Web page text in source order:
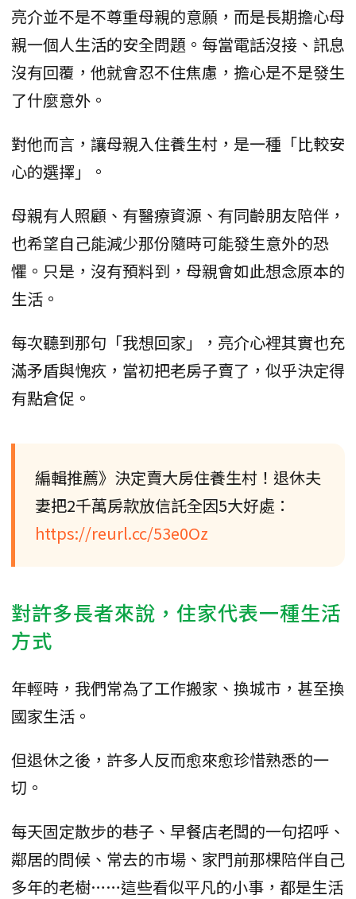
亮介並不是不尊重母親的意願，而是長期擔心母
親一個人生活的安全問題。每當電話沒接、訊息
沒有回覆，他就會忍不住焦慮，擔心是不是發生
了什麼意外。
對他而言，讓母親入住養生村，是一種「比較安
心的選擇」。
母親有人照顧、有醫療資源、有同齡朋友陪伴，
也希望自己能減少那份隨時可能發生意外的恐
懼。只是，沒有預料到，母親會如此想念原本的
生活。
每次聽到那句「我想回家」，亮介心裡其實也充
滿矛盾與愧疚，當初把老房子賣了，似乎決定得
有點倉促。
編輯推薦》決定賣大房住養生村！退休夫
妻把2千萬房款放信託全因5大好處：
https://reurl.cc/53e0Oz
對許多長者來說，住家代表一種生活
方式
年輕時，我們常為了工作搬家、換城市，甚至換
國家生活。
但退休之後，許多人反而愈來愈珍惜熟悉的一
切。
每天固定散步的巷子、早餐店老闆的一句招呼、
鄰居的問候、常去的市場、家門前那棵陪伴自己
多年的老樹……這些看似平凡的小事，都是生活